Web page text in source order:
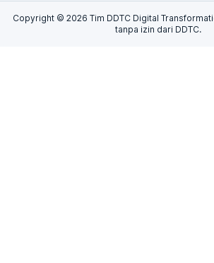
Copyright © 2026 Tim DDTC Digital
tanpa izin dari DDTC.